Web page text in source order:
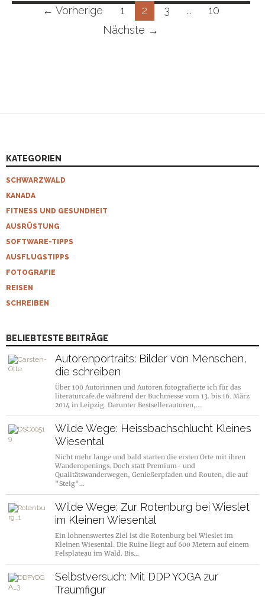
Beitragsnavigation
← Vorherige 1 2 3 …
10
Nächste →
KATEGORIEN
SCHWARZWALD
KANADA
FITNESS UND GESUNDHEIT
AUSRÜSTUNG
SOFTWARE-TIPPS
AUSFLUGSTIPPS
FOTOGRAFIE
REISEN
SCHREIBEN
BELIEBTESTE BEITRÄGE
Autorenportraits: Bilder von Menschen,
die schreiben
Über 100 Autorinnen und Autoren fotografierte ich für das
literaturcafe.de während der Buchmesse vom 13. bis 16. März
2014 in Leipzig. Darunter Bestsellerautoren,…
Wilde Wege: Heissbachschlucht Kleines
Wiesental
Nicht mehr lange und bald starten die ersten Orte mit ihren
Wanderopenings. Doch statt Premium- und
Qualitätswanderwegen, Genießerpfaden und Routen, die auf
"Steig"…
Wilde Wege: Zur Rotenburg bei Wieslet
im Kleinen Wiesental
Ein lohnenswertes Ziel ist die Rotenburg bei Wieslet im
Kleinen Wiesental. Die Ruine liegt auf 600 Metern auf einem
Felsplateau im Wald. Bis…
Selbstversuch: Mit DDP YOGA zur
Traumfigur